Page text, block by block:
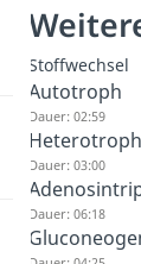
Stoffwechsel
Autotroph
Dauer: 02:59
Heterotroph
Dauer: 03:00
Dauer: 06:18